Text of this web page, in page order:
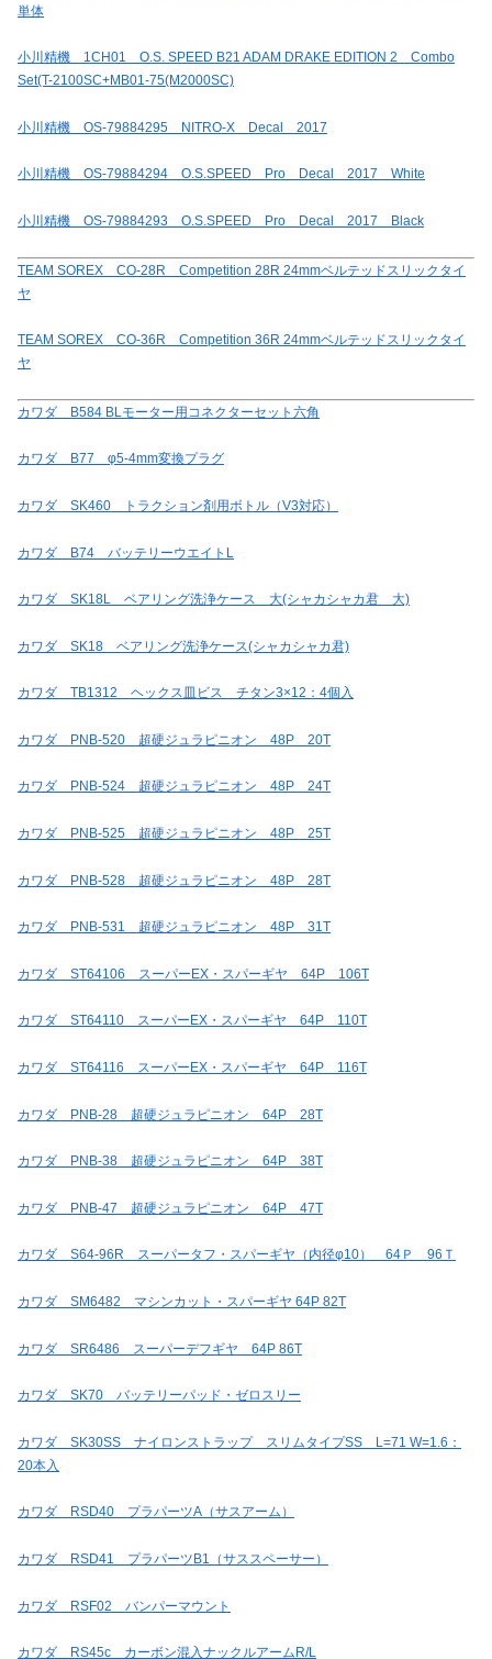
単体
小川精機 1CH01 O.S. SPEED B21 ADAM DRAKE EDITION 2 Combo
Set(T-2100SC+MB01-75(M2000SC)
小川精機 OS-79884295 NITRO-X Decal 2017
小川精機 OS-79884294 O.S.SPEED Pro Decal 2017 White
小川精機 OS-79884293 O.S.SPEED Pro Decal 2017 Black
TEAM SOREX CO-28R Competition 28R 24mmベルテッドスリックタイ
ヤ
TEAM SOREX CO-36R Competition 36R 24mmベルテッドスリックタイ
ヤ
カワダ B584 BLモーター用コネクターセット六角
カワダ B77 φ5-4mm変換プラグ
カワダ SK460 トラクション剤用ボトル（V3対応）
カワダ B74 バッテリーウエイトL
カワダ SK18L ベアリング洗浄ケース 大(シャカシャカ君 大)
カワダ SK18 ベアリング洗浄ケース(シャカシャカ君)
カワダ TB1312 ヘックス皿ビス チタン3×12：4個入
カワダ PNB-520 超硬ジュラピニオン 48P 20T
カワダ PNB-524 超硬ジュラピニオン 48P 24T
カワダ PNB-525 超硬ジュラピニオン 48P 25T
カワダ PNB-528 超硬ジュラピニオン 48P 28T
カワダ PNB-531 超硬ジュラピニオン 48P 31T
カワダ ST64106 スーパーEX・スパーギヤ 64P 106T
カワダ ST64110 スーパーEX・スパーギヤ 64P 110T
カワダ ST64116 スーパーEX・スパーギヤ 64P 116T
カワダ PNB-28 超硬ジュラピニオン 64P 28T
カワダ PNB-38 超硬ジュラピニオン 64P 38T
カワダ PNB-47 超硬ジュラピニオン 64P 47T
カワダ S64-96R スーパータフ・スパーギヤ（内径φ10） 64Ｐ 96Ｔ
カワダ SM6482 マシンカット・スパーギヤ 64P 82T
カワダ SR6486 スーパーデフギヤ 64P 86T
カワダ SK70 バッテリーパッド・ゼロスリー
カワダ SK30SS ナイロンストラップ スリムタイプSS L=71 W=1.6：
20本入
カワダ RSD40 プラパーツA（サスアーム）
カワダ RSD41 プラパーツB1（サススペーサー）
カワダ RSF02 バンパーマウント
カワダ RS45c カーボン混入ナックルアームR/L